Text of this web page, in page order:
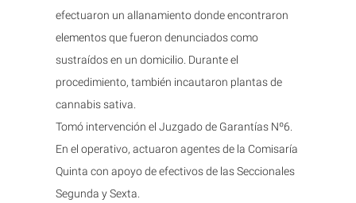
efectuaron un allanamiento donde encontraron
elementos que fueron denunciados como
sustraídos en un domicilio. Durante el
procedimiento, también incautaron plantas de
cannabis sativa.
Tomó intervención el Juzgado de Garantías Nº6.
En el operativo, actuaron agentes de la Comisaría
Quinta con apoyo de efectivos de las Seccionales
Segunda y Sexta.